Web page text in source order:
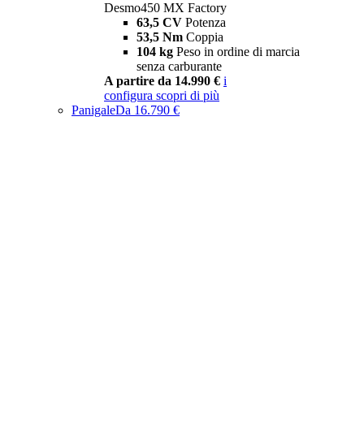
Desmo450 MX Factory
63,5 CV Potenza
53,5 Nm Coppia
104 kg Peso in ordine di marcia
senza carburante
A partire da 14.990 € i
configura scopri di più
PanigaleDa 16.790 €